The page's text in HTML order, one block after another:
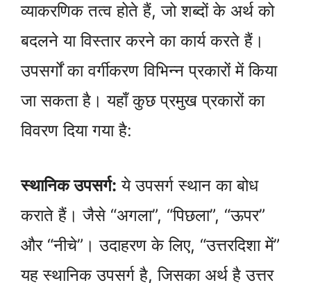
व्याकरणिक तत्व होते हैं, जो शब्दों के अर्थ को
बदलने या विस्तार करने का कार्य करते हैं।
उपसर्गों का वर्गीकरण विभिन्न प्रकारों में किया
जा सकता है। यहाँ कुछ प्रमुख प्रकारों का
विवरण दिया गया है:
स्थानिक उपसर्ग: ये उपसर्ग स्थान का बोध
कराते हैं। जैसे “अगला”, “पिछला”, “ऊपर”
और “नीचे”। उदाहरण के लिए, “उत्तरदिशा में”
यह स्थानिक उपसर्ग है, जिसका अर्थ है उत्तर